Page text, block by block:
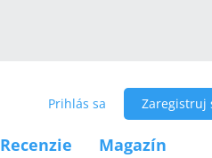
Prihlás sa Zaregistruj
Recenzie Magazín